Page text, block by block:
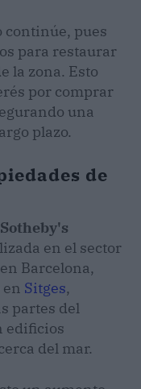
continúe, pues
para restaurar
la zona. Esto
por comprar
una
plazo.
de
Sotheby's
en el sector
Barcelona,
en Sitges,
partes del
edificios
del mar.